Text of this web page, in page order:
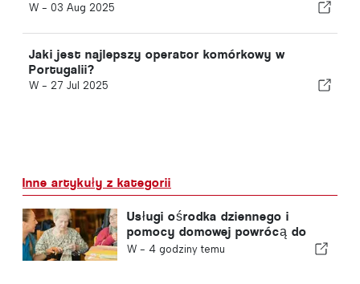
W - 03 Aug 2025
Jaki jest najlepszy operator komórkowy w
Portugalii?
W - 27 Jul 2025
Inne artykuły z kategorii
Usługi ośrodka dziennego i
pomocy domowej powrócą do
gminy w Portugalii
W - 4 godziny temu